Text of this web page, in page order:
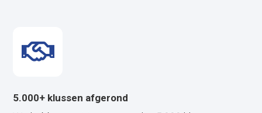
5.000+ klussen afgerond